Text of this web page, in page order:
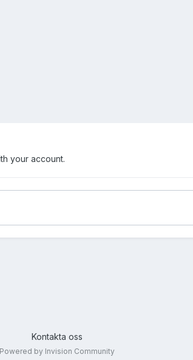
your account.
Kontakta oss
Powered by Invision Community